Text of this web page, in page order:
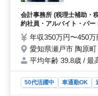
計処理指
導、コン
め
会計事務所 (税理士補助・
約社員・アルバイト・パー
年収350万円〜450
愛知県瀬戸市 陶原
平均年齢 39.8歳 / 最
50代活躍中 車通勤OK